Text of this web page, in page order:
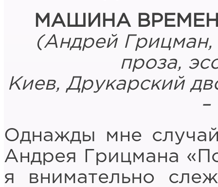
МАШИНА
(Андрей Грицман,
проза,
Киев, Друкарский
–
Однажды мне
Андрея Грицмана
я внимательно